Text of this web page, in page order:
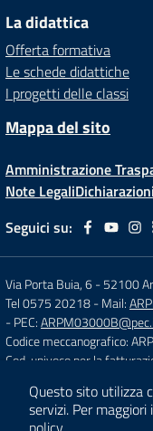
La didattica
Offerta formativa
Le schede didattiche
I progetti delle classi
Mappa del sito
Amministrazione
Note Legali
Seguici su:
Via Porta Buia, 6-52100
Tel 0575 20218- Mail:
- PEC:
Codice meccanografico:
Cod. univoco per la
Questo sito utilizza
servizi. Per